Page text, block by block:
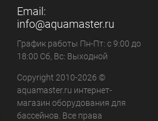
Email:
info@aquamaster.ru
График работы Пн-Пт: с 9:00 до
18:00 Сб, Вс: Выходной
Copyright 2010-2026 ©
aquamaster.ru интернет-
магазин оборудования для
бассейнов. Все права